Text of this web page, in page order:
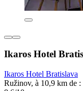
Ikaros Hotel
Ikaros Hotel Bratislava
Ružinov, à 10,9 km de